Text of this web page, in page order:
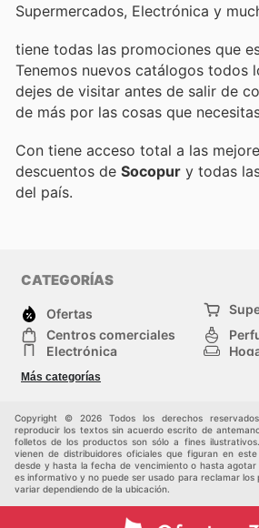
Supermercados, Electrónica y
tiene todas las promociones que
Tenemos nuevos catálogos todos
dejes de visitar antes de salir de
de más por las cosas que
Con tiene acceso total a las
descuentos de Socopur y todas
del país.
CATEGORÍAS
Ofertas
Centros comerciales
Electrónica
Deporte
Moda
Más categorías
Copyright © 2026 Todos los derechos
reproducir los textos sin acuerdo escrito de
folletos de los productos son sólo a fines
vienen de distribuidores oficiales que figuran en
desde y hasta la fecha de vencimiento o hasta
es informativo y no puede ser usado para reclamar los
variar dependiendo de la ubicación.